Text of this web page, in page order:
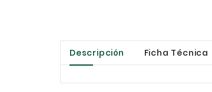
Descripción Ficha Técnica